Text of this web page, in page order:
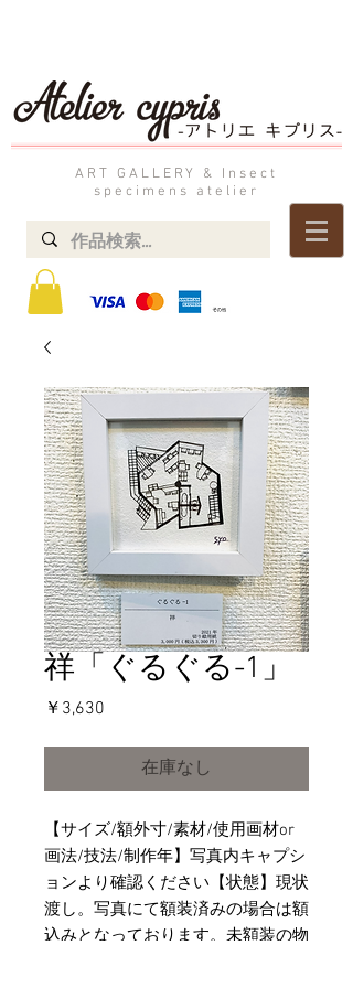
ART GALLERY & Insect
specimens atelier
祥「ぐるぐる-1」
￥3,630
在庫なし
【サイズ/額外寸/素材/使用画材or
画法/技法/制作年】写真内キャプシ
ョンより確認ください【状態】現状
渡し。写真にて額装済みの場合は額
込みとなっております。未額装の物